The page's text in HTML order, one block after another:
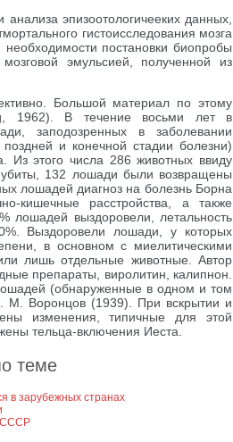
эпизоотологичееких данных,
гистоисследования мозга
постановки биопробы
эмульсией, полученной из
Большой материал по этому
1962). В течение восьми лет в
заподозренных в заболевании
и конечной стадии болезни)
Из этого числа 286 животных ввиду
убиты, 132 лошади были возвращены
лошадей диагноз на болезнь Борна
кишечные расстройства, а также
лошадей выздоровели, летальность
Выздоровели лошади, у которых
в основном с миелитическими
лишь отдельные животные. Автор
препараты, виролитин, калипнон.
(обнаруженные в одном и том
Воронцов (1939). При вскрытии и
изменения, типичные для этой
тельца-включения Иеста.
теме
в зарубежных странах
СССР